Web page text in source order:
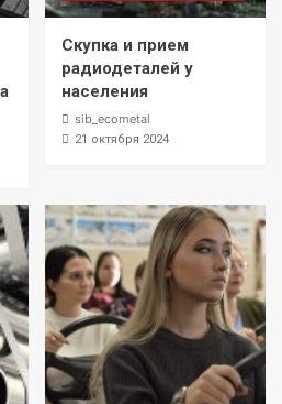
Скупка и прием
радиодеталей у
населения
sib_ecometal
21 октября 2024